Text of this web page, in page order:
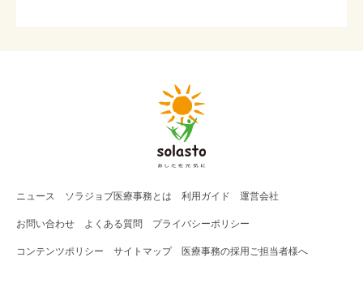
ニュース ソラジョブ医療事務 とは 利用ガイド 運営会社
お問い合わせ よくある質問 プライバシーポリシー
コンテンツポリシー サイトマップ 医療事務の採用ご担当者様へ